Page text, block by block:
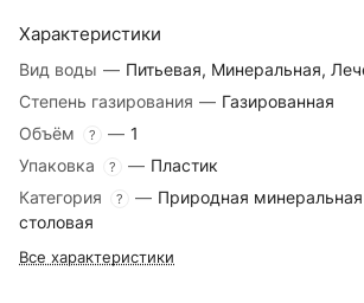
Характеристики
Вид воды — Питьевая, Минеральная,
Степень газирования — Газированная
Объём
? — 1
Упаковка
? — Пластик
Категория
? — Природная
столовая
Все характеристики